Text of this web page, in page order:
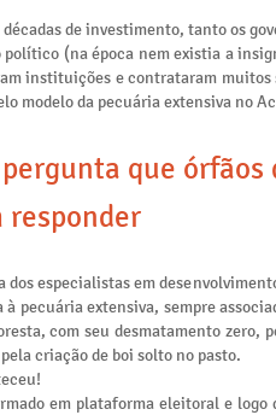
décadas de investimento, tanto os
(na época nem existia a
instituições e contrataram muitos
modelo da pecuária extensiva no
que
responder
dos especialistas em
pecuária extensiva, sempre
com seu desmatamento
criação de boi solto no pasto.
em plataforma eleitoral e logo